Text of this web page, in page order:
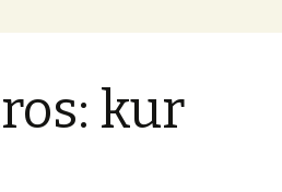
kur